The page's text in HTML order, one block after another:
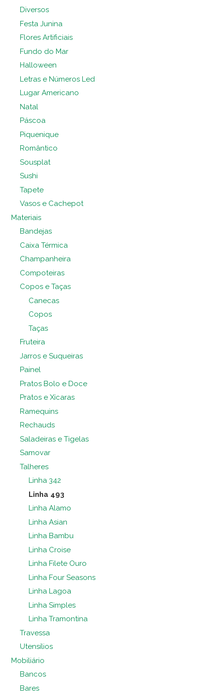
Diversos
Festa Junina
Flores Artificiais
Fundo do Mar
Halloween
Letras e Números Led
Lugar Americano
Natal
Páscoa
Piquenique
Romântico
Sousplat
Sushi
Tapete
Vasos e Cachepot
Materiais
Bandejas
Caixa Térmica
Champanheira
Compoteiras
Copos e Taças
Canecas
Copos
Taças
Fruteira
Jarros e Suqueiras
Painel
Pratos Bolo e Doce
Pratos e Xícaras
Ramequins
Rechauds
Saladeiras e Tigelas
Samovar
Talheres
Linha 342
Linha 493
Linha Alamo
Linha Asian
Linha Bambu
Linha Croise
Linha Filete Ouro
Linha Four Seasons
Linha Lagoa
Linha Simples
Linha Tramontina
Travessa
Utensílios
Mobiliário
Bancos
Bares